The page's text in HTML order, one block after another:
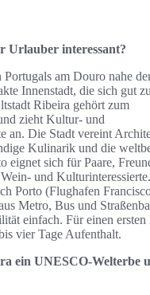
Urlauber interessant?
am Douro nahe
Innenstadt, die sich gut
Ribeira gehört zum
zieht Kultur‑ und
an. Die Stadt vereint
Kulinarik und die
eignet sich für Paare,
und
Porto (Flughafen
Metro, Bus und
einfach. Für einen
vier Tage Aufenthalt.
ein UNESCO‑Welterbe